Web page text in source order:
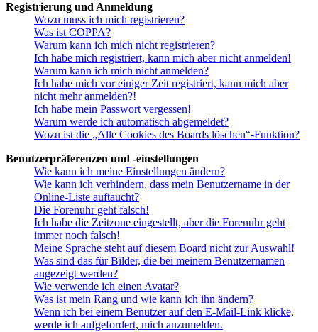
Registrierung und Anmeldung
Wozu muss ich mich registrieren?
Was ist COPPA?
Warum kann ich mich nicht registrieren?
Ich habe mich registriert, kann mich aber nicht anmelden!
Warum kann ich mich nicht anmelden?
Ich habe mich vor einiger Zeit registriert, kann mich aber
nicht mehr anmelden?!
Ich habe mein Passwort vergessen!
Warum werde ich automatisch abgemeldet?
Wozu ist die „Alle Cookies des Boards löschen“-Funktion?
Benutzerpräferenzen und -einstellungen
Wie kann ich meine Einstellungen ändern?
Wie kann ich verhindern, dass mein Benutzername in der
Online-Liste auftaucht?
Die Forenuhr geht falsch!
Ich habe die Zeitzone eingestellt, aber die Forenuhr geht
immer noch falsch!
Meine Sprache steht auf diesem Board nicht zur Auswahl!
Was sind das für Bilder, die bei meinem Benutzernamen
angezeigt werden?
Wie verwende ich einen Avatar?
Was ist mein Rang und wie kann ich ihn ändern?
Wenn ich bei einem Benutzer auf den E-Mail-Link klicke,
werde ich aufgefordert, mich anzumelden.